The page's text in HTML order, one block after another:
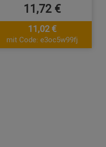
11,72 €
11,02 €
mit Code: e3oc5w99fj